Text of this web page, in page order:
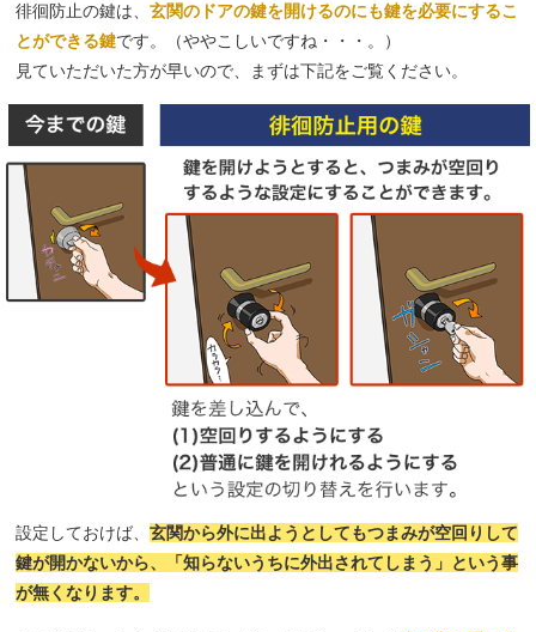
徘徊防止の鍵は、 玄関のドアの鍵を開けるのにも鍵を必要にするこ
とができる鍵です。（ややこしいですね・・・。）
見ていただいた方が早いので、まずは下記をご覧ください。
設定しておけば、 玄関から外に出ようとしてもつまみが空回りして
鍵が開かないから、「知らないうちに外出されてしまう」という事
が無くなります。